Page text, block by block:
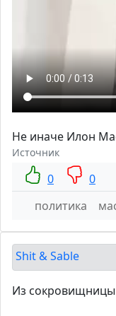
Не иначе Илон
Источник
0 0
политика
Shit & Sable
Из